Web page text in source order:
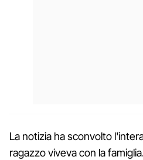
La notizia ha sconvolto
ragazzo viveva con la